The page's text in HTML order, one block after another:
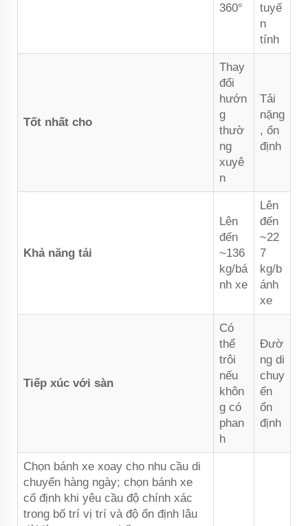
360°
tuyế
n
tính
Tốt nhất cho
Thay
đổi
hướn
g
thườ
ng
xuyê
n
Tải
nặng
, ổn
định
Khả năng tải
Lên
đến
~136
kg/bá
nh xe
Lên
đến
~22
7
kg/b
ánh
xe
Tiếp xúc với sàn
Có
thể
trôi
nếu
khôn
g có
phan
h
Đườ
ng di
chuy
ển
ổn
định
Chọn bánh xe xoay cho nhu cầu di
chuyển hàng ngày; chọn bánh xe
cố định khi yêu cầu độ chính xác
trong bố trí vị trí và độ ổn định lâu